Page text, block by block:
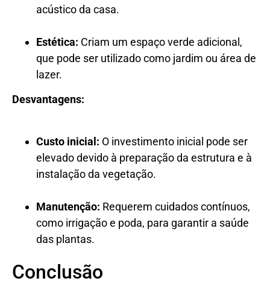
acústico da casa.
Estética: Criam um espaço verde adicional,
que pode ser utilizado como jardim ou área de
lazer.
Desvantagens:
Custo inicial: O investimento inicial pode ser
elevado devido à preparação da estrutura e à
instalação da vegetação.
Manutenção: Requerem cuidados contínuos,
como irrigação e poda, para garantir a saúde
das plantas.
Conclusão